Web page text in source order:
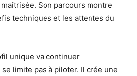
Son parcours montre
techniques et les attentes du
unique va continuer
se limite pas à piloter. Il crée une